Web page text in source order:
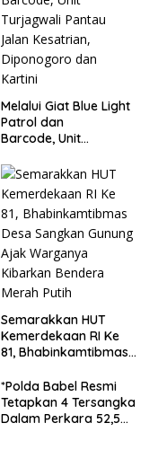
Melalui Giat Blue Light
Patrol dan
Barcode, Unit
Jalan Kesatrian,
Diponogoro dan
Kartini
Semarakkan HUT
Kemerdekaan RI Ke
81, Bhabinkamtibmas
Gunung Ajak
Warganya Kibarkan
Bendera Merah Putih
*Polda Babel Resmi
Tetapkan 4 Tersangka
Dalam Perkara 52,5